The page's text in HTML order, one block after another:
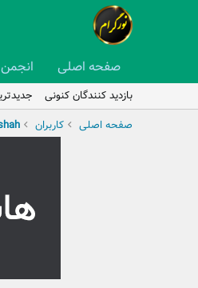
صفحه اصلی انجمن
بازدید کنندگان کنونی
صفحه اصلی
کاربران